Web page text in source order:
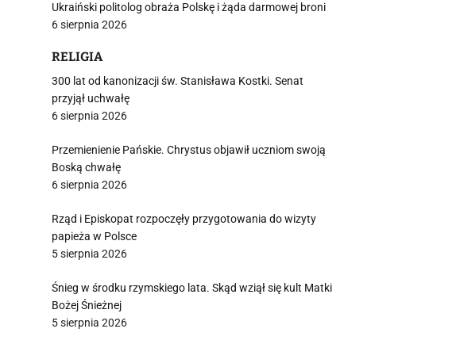
Ukraiński politolog obraża Polskę i żąda darmowej broni
6 sierpnia 2026
RELIGIA
300 lat od kanonizacji św. Stanisława Kostki. Senat
przyjął uchwałę
6 sierpnia 2026
Przemienienie Pańskie. Chrystus objawił uczniom swoją
Boską chwałę
6 sierpnia 2026
Rząd i Episkopat rozpoczęły przygotowania do wizyty
papieża w Polsce
5 sierpnia 2026
Śnieg w środku rzymskiego lata. Skąd wziął się kult Matki
Bożej Śnieżnej
5 sierpnia 2026